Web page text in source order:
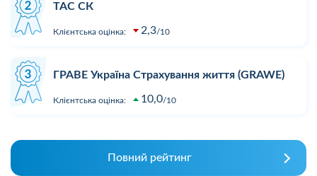
ТАС СК
Клієнтська оцінка: 2,3 10
ГРАВЕ Україна Страхування життя (GRAWE)
Клієнтська оцінка: 10,0 10
Повний рейтинг